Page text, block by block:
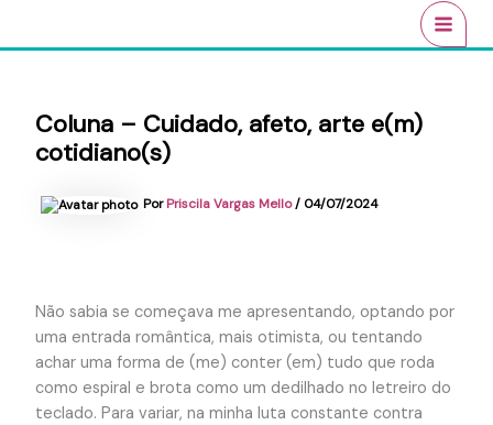
Coluna – Cuidado, afeto, arte e(m)
cotidiano(s)
PorPriscila Vargas Mello/ 04/07/2024
Não sabia se começava me apresentando, optando por
uma entrada romântica, mais otimista, ou tentando
achar uma forma de (me) conter (em) tudo que roda
como espiral e brota como um dedilhado no letreiro do
teclado. Para variar, na minha luta constante contra